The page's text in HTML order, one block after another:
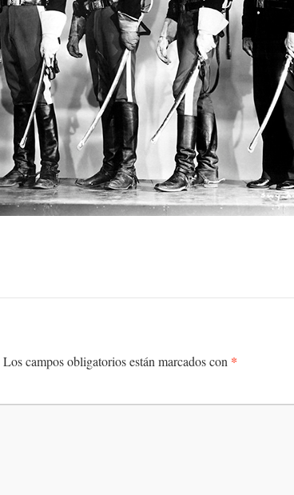
Los campos obligatorios están marcados con *